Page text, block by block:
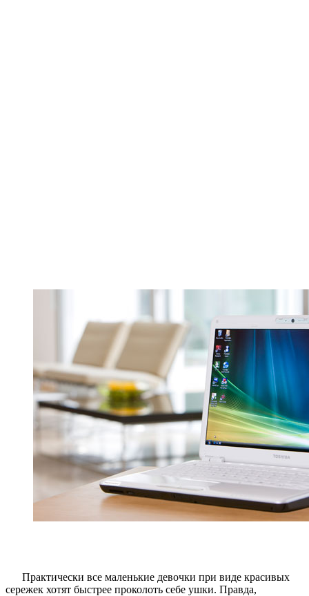
Практически все маленькие девочки при виде красивых
сережек хотят быстрее проколоть себе ушки. Правда,